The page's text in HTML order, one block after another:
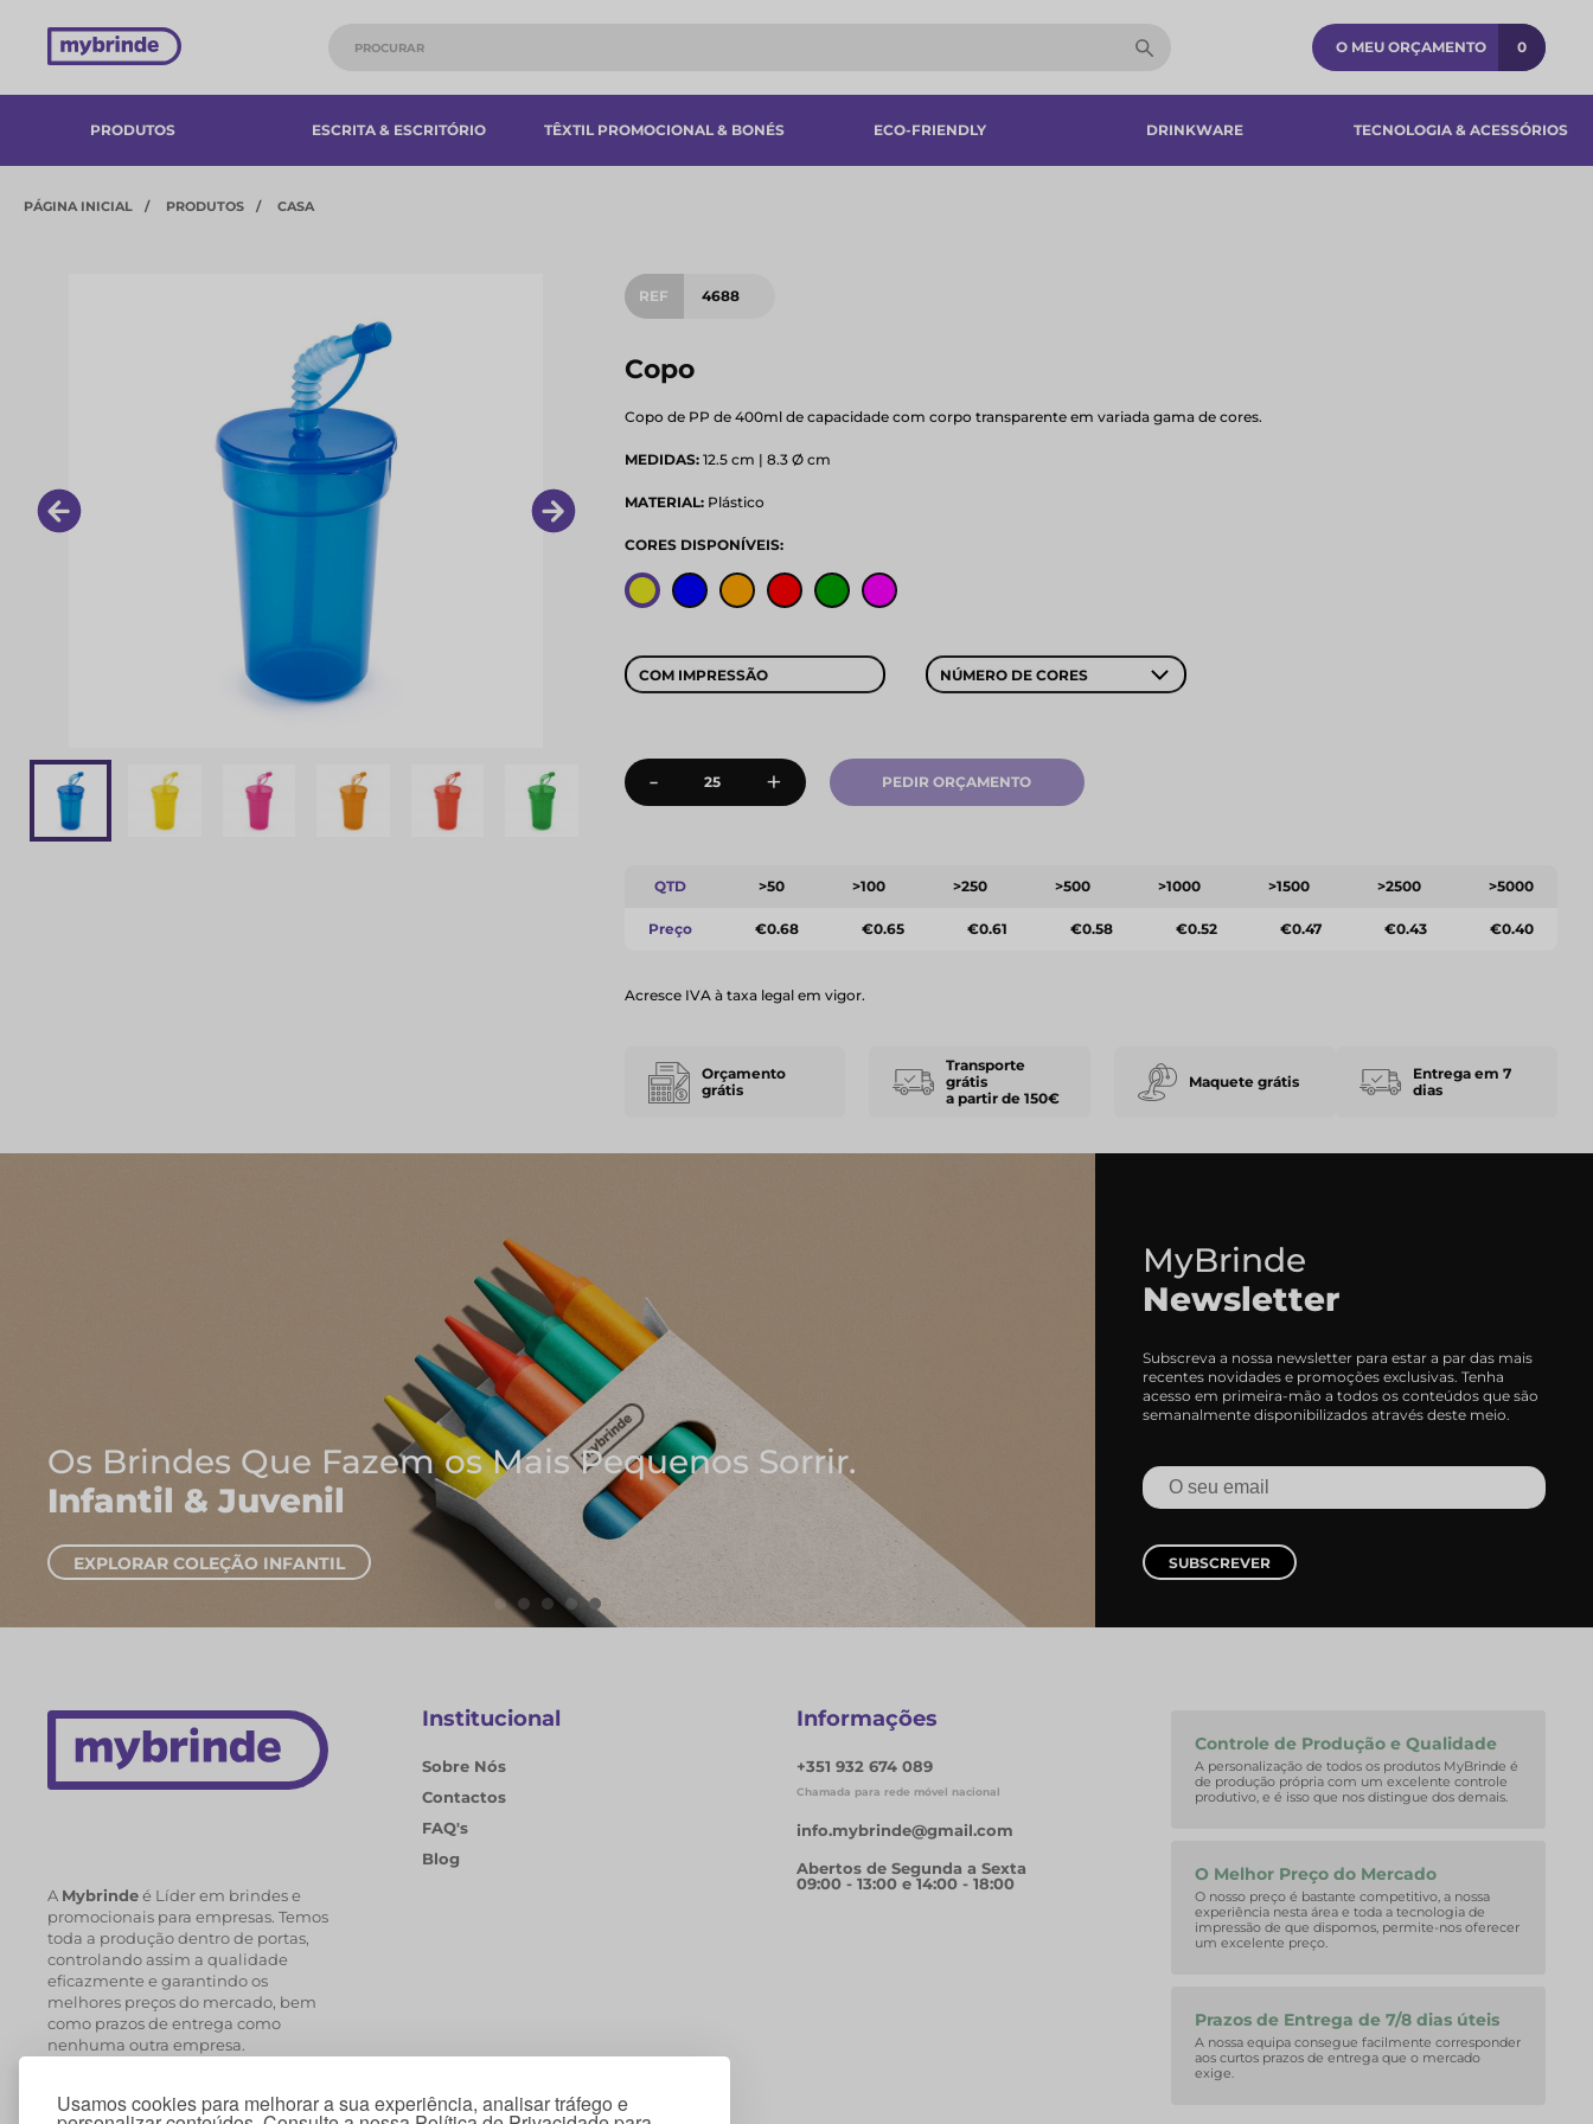
Usamos cookies para melhorar a sua experiência, analisar tráfego e
O MEU ORÇAMENTO 0
PRODUTOS ESCRITA & ESCRITÓRIO TÊXTIL PROMOCIONAL & BONÉS ECO-FRIENDLY DRINKWARE TECNOLOGIA & ACESSÓRIOS​
PÁGINA INICIAL PRODUTOS CASA
REF 4688
Copo
Copo de PP de 400ml de capacidade com corpo transparente em variada gama de cores.
MEDIDAS:12.5 cm | 8.3 Ø cm
MATERIAL:Plástico
CORES DISPONÍVEIS:
COM IMPRESSÃO NÚMERO DE CORES
- + PEDIR ORÇAMENTO
QTD >50 >100 >250 >500 >1000 >1500 >2500 >5000
Preço €0.68 €0.65 €0.61 €0.58 €0.52 €0.47 €0.43 €0.40
Acresce IVA à taxa legal em vigor.
Orçamento
grátis
Transporte
grátis
a partir de 150€
Maquete grátis
Entrega em 7
dias
Onde Nascem As Melhores Ideias
Cadernos e Blocos de Notas
EXPLORAR CADERNOS
MyBrinde
Newsletter
Subscreva a nossa newsletter para estar a par das mais
recentes novidades e promoções exclusivas. Tenha
acesso em primeira-mão a todos os conteúdos que são
semanalmente disponibilizados através deste meio.
SUBSCREVER
A Mybrindeé Líder em brindes e
promocionais para empresas. Temos
toda a produção dentro de portas,
controlando assim a qualidade
eficazmente e garantindo os
melhores preços do mercado, bem
como prazos de entrega como
nenhuma outra empresa.
Institucional
Sobre Nós
Contactos
FAQ's
Blog
Informações
+351 932 674 089
Chamada para rede móvel nacional
info.mybrinde@gmail.com
Abertos de Segunda a Sexta
09:00 - 13:00 e 14:00 - 18:00
Controle de Produção e Qualidade
A personalização de todos os produtos MyBrinde é
de produção própria com um excelente controle
produtivo, e é isso que nos distingue dos demais.
O Melhor Preço do Mercado
O nosso preço é bastante competitivo, a nossa
experiência nesta área e toda a tecnologia de
impressão de que dispomos, permite-nos oferecer
um excelente preço.
Prazos de Entrega de 7/8 dias úteis
A nossa equipa consegue facilmente corresponder
aos curtos prazos de entrega que o mercado
exige.